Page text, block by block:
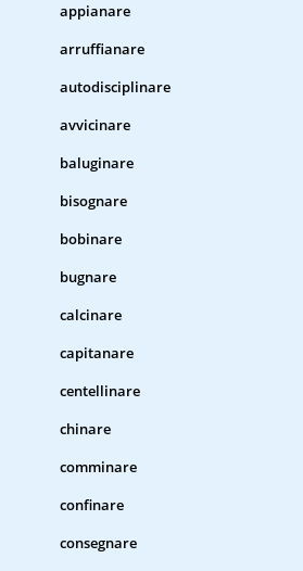
appianare
arruffianare
autodisciplinare
avvicinare
baluginare
bisognare
bobinare
bugnare
calcinare
capitanare
centellinare
chinare
comminare
confinare
consegnare